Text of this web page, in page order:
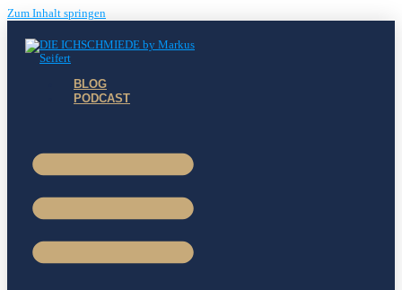
Zum Inhalt springen
BLOG
PODCAST